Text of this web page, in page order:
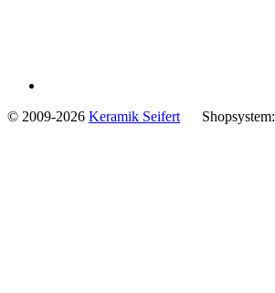
© 2009-2026 Keramik Seifert Shopsystem: